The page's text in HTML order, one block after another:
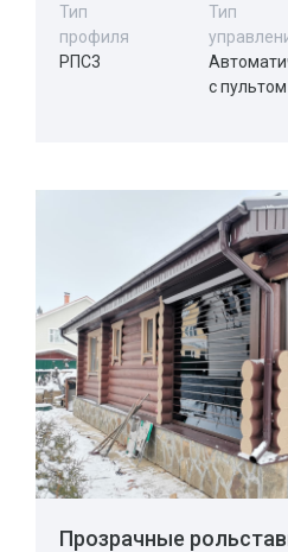
Тип
профиля
Тип
РПС3
с пультом
Прозрачные